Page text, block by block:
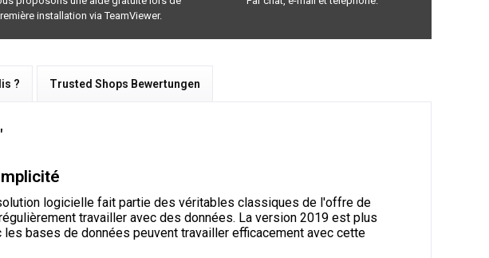
installation via TeamViewer.
? Trusted Shops Bewertungen
logicielle fait partie des véritables classiques de l'offre de
travailler avec des données. La version 2019 est plus
bases de données peuvent travailler efficacement avec cette